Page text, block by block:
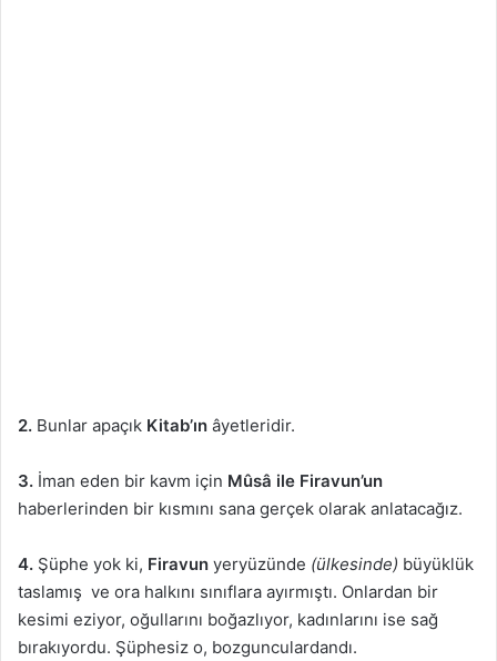
2. Bunlar apaçık Kitab’ın âyetleridir.
3. İman eden bir kavm için Mûsâ ile Firavun’un
haberlerinden bir kısmını sana gerçek olarak anlatacağız.
4. Şüphe yok ki, Firavun yeryüzünde (ülkesinde) büyüklük
taslamış ve ora halkını sınıflara ayırmıştı. Onlardan bir
kesimi eziyor, oğullarını boğazlıyor, kadınlarını ise sağ
bırakıyordu. Şüphesiz o, bozgunculardandı.